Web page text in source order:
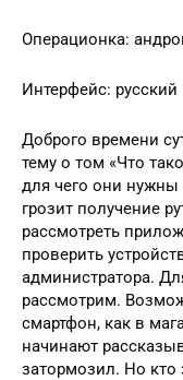
Операционка:
Интерфейс: русский
Доброго времени
тему о том «Что
для чего они нужны
грозит получение
рассмотреть
проверить
администратора.
рассмотрим.
смартфон, как в
начинают
затормозил. Но кто